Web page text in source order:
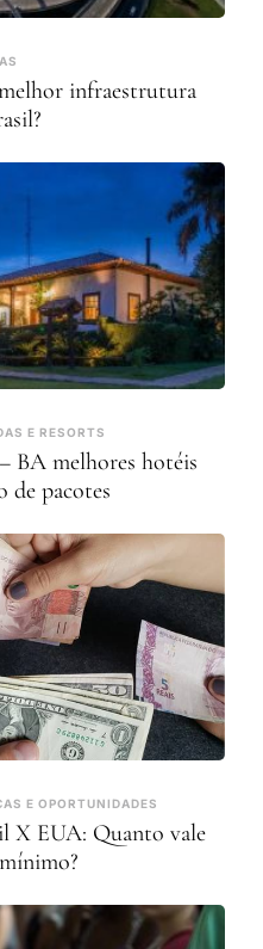
infraestrutura
E RESORTS
BA melhores hotéis
de pacotes
E OPORTUNIDADES
X EUA: Quanto vale